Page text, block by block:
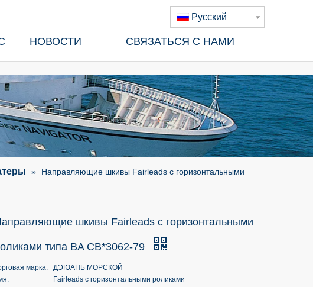
Pусский
НОВОСТИ СВЯЗАТЬСЯ С НАМИ
»
Направляющие шкивы Fairleads с горизонтальными
шкивы Fairleads с горизонтальными
типа BA CB*3062-79
марка:
ДЭЮАНЬ МОРСКОЙ
Fairleads с горизонтальными роликами